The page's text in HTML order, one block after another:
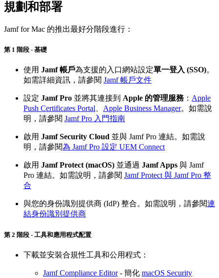
規劃和部署
Jamf for Mac 的推出最好分階段進行：
第 1 階段 - 基礎
使用 Jamf 帳戶為支援的入口網站設定單一登入 (SSO)。
如需詳細資訊，請參閱 Jamf 帳戶文件
設定 Jamf Pro 並將其連接到 Apple 的管理服務 ： Apple
Push Certificates Portal、 Apple Business Manager。如需說
明，請參閱 Jamf Pro 入門指南
啟用 Jamf Security Cloud 並與 Jamf Pro 連結。如需說
明，請參閱為 Jamf Pro 設定 UEM Connect
啟用 Jamf Protect (macOS) 並通過 Jamf Apps 與 Jamf
Pro 連結。如需說明，請參閱 Jamf Protect 與 Jamf Pro 整
合
與您的身份識別提供商 (IdP) 整合。如需說明，請參閱連
結身份識別提供商
第 2 階段 - 工具和應用程式配置
下載並安裝合規性工具和公用程式：
Jamf Compliance Editor- 簡化 macOS Security